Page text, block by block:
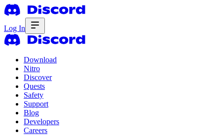
Log In
Download
Nitro
Discover
Quests
Safety
Support
Blog
Developers
Careers